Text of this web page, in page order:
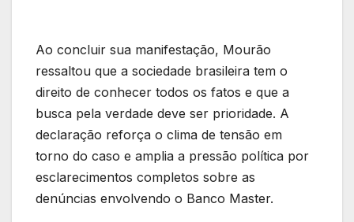
Ao concluir sua manifestação, Mourão
ressaltou que a sociedade brasileira tem o
direito de conhecer todos os fatos e que a
busca pela verdade deve ser prioridade. A
declaração reforça o clima de tensão em
torno do caso e amplia a pressão política por
esclarecimentos completos sobre as
denúncias envolvendo o Banco Master.